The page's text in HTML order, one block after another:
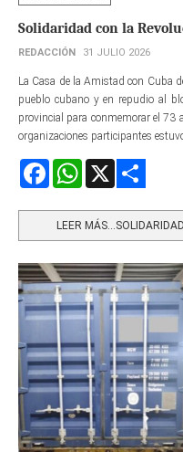
Solidaridad con la
REDACCIÓN 31 JULIO 2026
La Casa de la Amistad con Cuba
pueblo cubano y en repudio al
provincial para conmemorar el 73
organizaciones participantes
FacebookWhatsApp
LEER